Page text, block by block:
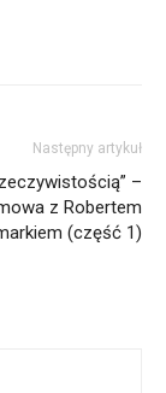
Następny artykuł
–
z Robertem
(część 1)